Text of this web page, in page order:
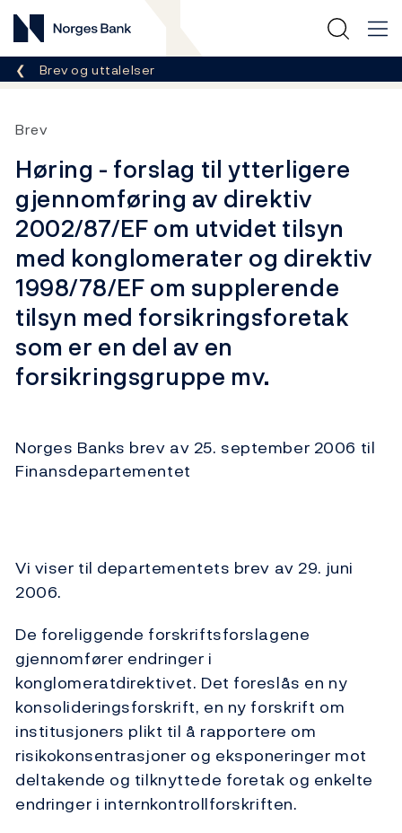
Norges Bank
Her er du nå:
Brev og uttalelser
Brev
Høring - forslag til ytterligere
gjennomføring av direktiv
2002/87/EF om utvidet tilsyn
med konglomerater og direktiv
1998/78/EF om supplerende
tilsyn med forsikringsforetak
som er en del av en
forsikringsgruppe mv.
Norges Banks brev av 25. september 2006 til
Finansdepartementet
Vi viser til departementets brev av 29. juni
2006.
De foreliggende forskriftsforslagene
gjennomfører endringer i
konglomeratdirektivet. Det foreslås en ny
konsolideringsforskrift, en ny forskrift om
institusjoners plikt til å rapportere om
risikokonsentrasjoner og eksponeringer mot
deltakende og tilknyttede foretak og enkelte
endringer i internkontrollforskriften.